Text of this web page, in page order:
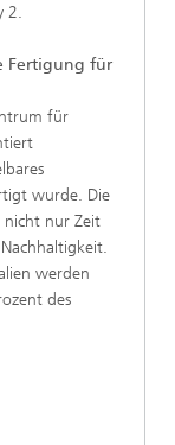
2.
Fertigung für
für
wurde. Die
nicht nur Zeit
werden
des